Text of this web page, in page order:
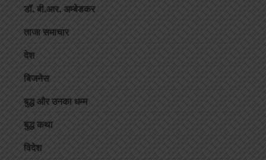
डॉ. बी.आर. अम्बेडकर
ताजा समाचार
देश
बिजनेस
बुद्ध और उनका धम्म
बुद्ध कथा
विदेश